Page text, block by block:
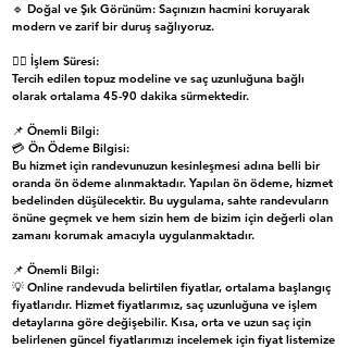
🔹 Doğal ve Şık Görünüm: Saçınızın hacmini koruyarak
modern ve zarif bir duruş sağlıyoruz.
💇‍♀️ İşlem Süresi:
Tercih edilen topuz modeline ve saç uzunluğuna bağlı
olarak ortalama 45-90 dakika sürmektedir.
📌 Önemli Bilgi:
💳 Ön Ödeme Bilgisi:
Bu hizmet için randevunuzun kesinleşmesi adına belli bir
oranda ön ödeme alınmaktadır. Yapılan ön ödeme, hizmet
bedelinden düşülecektir. Bu uygulama, sahte randevuların
önüne geçmek ve hem sizin hem de bizim için değerli olan
zamanı korumak amacıyla uygulanmaktadır.
📌 Önemli Bilgi:
💡 Online randevuda belirtilen fiyatlar, ortalama başlangıç
fiyatlarıdır. Hizmet fiyatlarımız, saç uzunluğuna ve işlem
detaylarına göre değişebilir. Kısa, orta ve uzun saç için
belirlenen güncel fiyatlarımızı incelemek için fiyat listemize